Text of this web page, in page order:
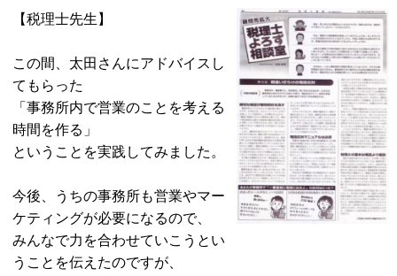
【税理士先生】
この間、太田さんにアドバイスし
てもらった
「事務所内で営業のことを考える
時間を作る」
ということを実践してみました。
今後、うちの事務所も営業やマー
ケティングが必要になるので、
みんなで力を合わせていこうとい
うことを伝えたのですが、